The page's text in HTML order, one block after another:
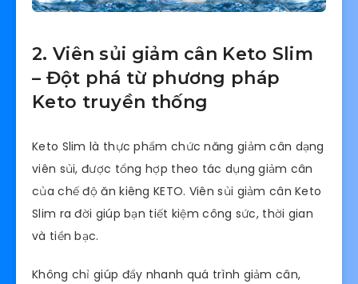
2. Viên sủi giảm cân Keto Slim
– Đột phá từ phương pháp
Keto truyền thống
Keto Slim là thực phẩm chức năng giảm cân dạng
viên sủi, được tổng hợp theo tác dụng giảm cân
của chế độ ăn kiêng KETO. Viên sủi giảm cân Keto
Slim ra đời giúp bạn tiết kiệm công sức, thời gian
và tiền bạc.
Không chỉ giúp đẩy nhanh quá trình giảm cân,